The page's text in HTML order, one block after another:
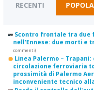
RECENTI
Scontro frontale tra due
nell'Ennese: due morti e
commenti)
Linea Palermo – Trapani:
circolazione ferroviaria
prossimità di Palermo
inconveniente tecnico